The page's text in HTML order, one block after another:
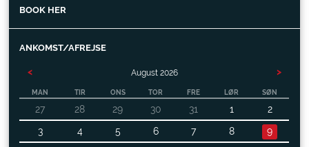
BOOK HER
ANKOMST/AFREJSE
< >
August 2026
MAN TIR ONS TOR FRE LØR SØN
27 28 29 30 31 1
2
3
4 5 6 7 8
9